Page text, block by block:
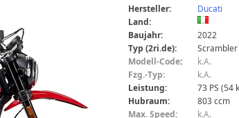
Hersteller:
Ducati
Land:
Baujahr:
2022
Typ (2ri.de):
Scrambler
Modell-Code:
k.A.
Fzg.-Typ:
k.A.
Leistung:
73 PS (54
Hubraum:
803 ccm
Max. Speed:
k.A.